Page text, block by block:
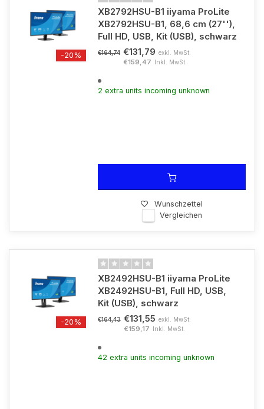
-20%
XB2792HSU-B1 iiyama ProLite
XB2792HSU-B1, 68,6 cm (27''),
Full HD, USB, Kit (USB), schwarz
€164,74 €131,79 exkl. MwSt.
€159,47 Inkl. MwSt.
2 extra units incoming unknown
Wunschzettel
Vergleichen
-20%
XB2492HSU-B1 iiyama ProLite
XB2492HSU-B1, Full HD, USB,
Kit (USB), schwarz
€164,43 €131,55 exkl. MwSt.
€159,17 Inkl. MwSt.
42 extra units incoming unknown